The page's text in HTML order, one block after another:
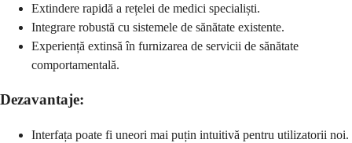
Extindere rapidă a rețelei de medici specialiști.
Integrare robustă cu sistemele de sănătate existente.
Experiență extinsă în furnizarea de servicii de sănătate
comportamentală.
Dezavantaje:
Interfața poate fi uneori mai puțin intuitivă pentru utilizatorii noi.